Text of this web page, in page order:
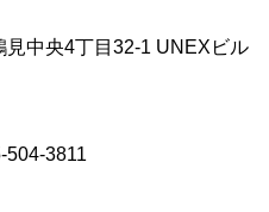
中央4丁目32-1 UNEXビル
504-3811